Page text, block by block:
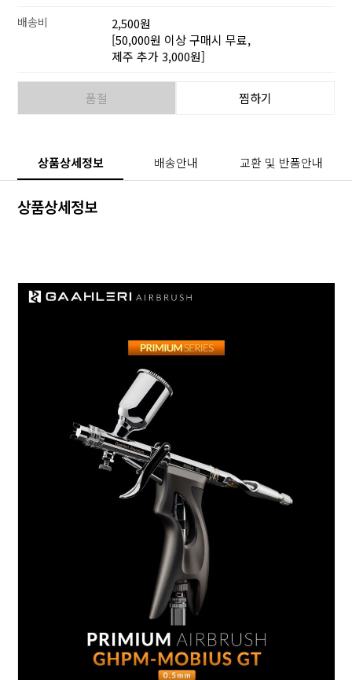
배송비
2,500원
[50,000원 이상 구매시 무료,
제주 추가 3,000원]
품절 찜하기
상품상세정보 배송안내 교환 및 반품안내
상품상세정보